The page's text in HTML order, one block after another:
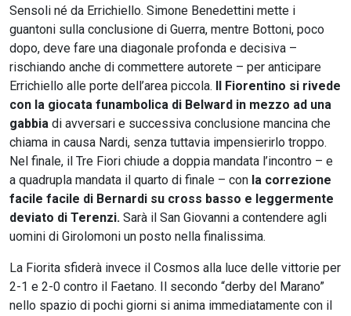
Sensoli né da Errichiello. Simone Benedettini mette i
guantoni sulla conclusione di Guerra, mentre Bottoni, poco
dopo, deve fare una diagonale profonda e decisiva –
rischiando anche di commettere autorete – per anticipare
Errichiello alle porte dell’area piccola. Il Fiorentino si rivede
con la giocata funambolica di Belward in mezzo ad una
gabbia di avversari e successiva conclusione mancina che
chiama in causa Nardi, senza tuttavia impensierirlo troppo.
Nel finale, il Tre Fiori chiude a doppia mandata l’incontro – e
a quadrupla mandata il quarto di finale – con la correzione
facile facile di Bernardi su cross basso e leggermente
deviato di Terenzi. Sarà il San Giovanni a contendere agli
uomini di Girolomoni un posto nella finalissima.
La Fiorita sfiderà invece il Cosmos alla luce delle vittorie per
2-1 e 2-0 contro il Faetano. Il secondo “derby del Marano”
nello spazio di pochi giorni si anima immediatamente con il